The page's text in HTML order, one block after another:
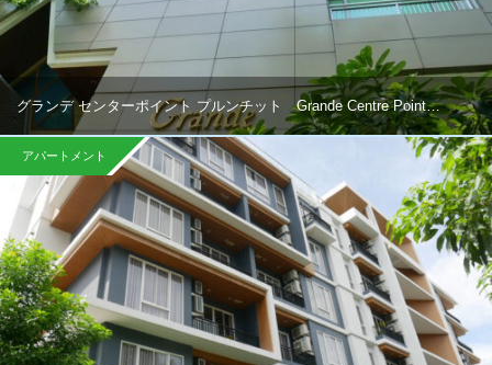
グランデ センターポイント プルンチット Grande Centre Point…
アパートメント